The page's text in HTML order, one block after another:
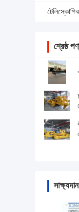
শ্রেষ্ঠ
সাক্ষ্যদান